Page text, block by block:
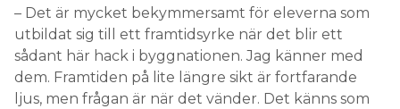
– Det är mycket bekymmersamt för eleverna som
utbildat sig till ett framtidsyrke när det blir ett
sådant här hack i byggnationen. Jag känner med
dem. Framtiden på lite längre sikt är fortfarande
ljus, men frågan är när det vänder. Det känns som